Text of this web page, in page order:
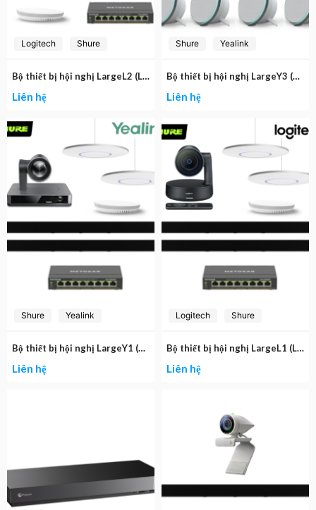
Logitech Shure
Bộ thiết bị hội nghị LargeL2 (Logitech Rally, Shure Stem Wall, Table, Hub và Switch POE)
Liên hệ
Shure Yealink
Bộ thiết bị hội nghị LargeY3 (Yealink UVC86, Shure Stem Ceiling, Stem Speaker, Stem Hub và Switch POE)
Liên hệ
Shure Yealink
Bộ thiết bị hội nghị LargeY1 (Yealink UVC86, Shure Stem Ceiling, Wall, Hub và Switch POE)
Liên hệ
Logitech Shure
Bộ thiết bị hội nghị LargeL1 (Logitech Rally, Shure Stem Ceiling, Wall, Hub và Switch POE)
Liên hệ